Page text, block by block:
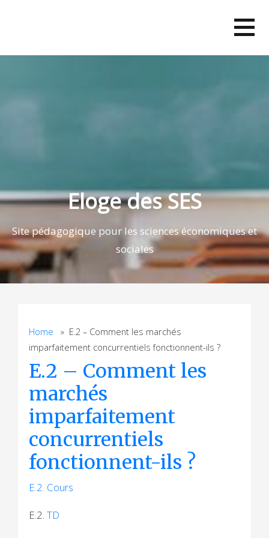
Eloge des SES
Site pédagogique pour les sciences économiques et
sociales
Home » E.2 – Comment les marchés
imparfaitement concurrentiels fonctionnent-ils ?
E.2 – Comment les
marchés
imparfaitement
concurrentiels
fonctionnent-ils ?
E.2. Cours
E.2.TD